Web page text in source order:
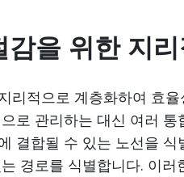
감을 위한 지
리적으로 계층화하여 효
로 관리하는 대신 여러
결합될 수 있는 노선을
경로를 식별합니다. 이